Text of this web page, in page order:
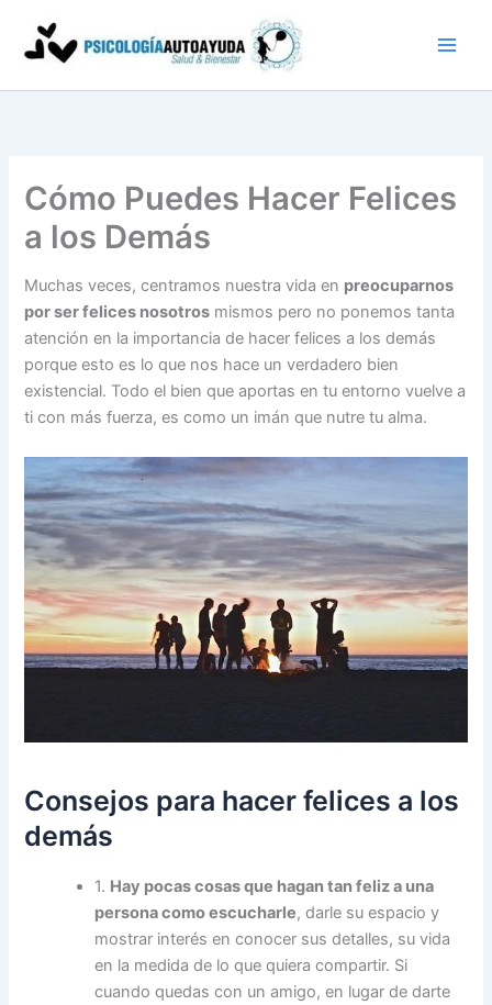
contenido
Cómo Puedes Hacer Felices
a los Demás
Muchas veces, centramos nuestra vida en preocuparnos
por ser felices nosotros mismos pero no ponemos tanta
atención en la importancia de hacer felices a los demás
porque esto es lo que nos hace un verdadero bien
existencial. Todo el bien que aportas en tu entorno vuelve a
ti con más fuerza, es como un imán que nutre tu alma.
Consejos para hacer felices a los
demás
1. Hay pocas cosas que hagan tan feliz a una
persona como escucharle, darle su espacio y
mostrar interés en conocer sus detalles, su vida
en la medida de lo que quiera compartir. Si
cuando quedas con un amigo, en lugar de darte